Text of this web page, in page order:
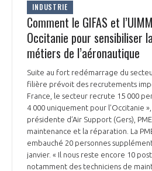
INDUSTRIE
Comment le GIFAS et
Occitanie pour sensibiliser
métiers de l’aéronautique
Suite au fort redémarrage du
filière prévoit des recrutements
France, le secteur recrute 15 000
4 000 uniquement pour l’Occitanie
présidente d’Air Support (Gers),
maintenance et la réparation. La
embauché 20 personnes
janvier. « Il nous reste encore 10
notamment des techniciens de